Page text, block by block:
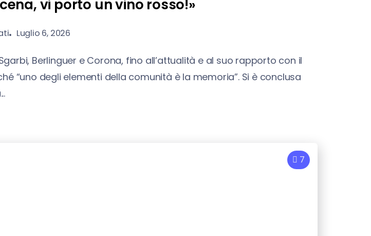
vi porto un vino rosso!»
Luglio 6, 2026
Berlinguer e Corona, fino all’attualità e al suo rapporto con il
“uno degli elementi della comunità è la memoria”. Si è conclusa
7